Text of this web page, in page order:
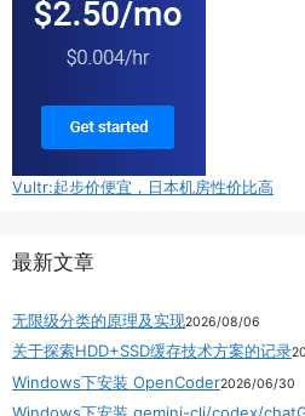
Vultr:起步价便宜，日本机房性价比高
最新文章
无限级分类的原理及实现2026/08/06
关于探索HDD+SSD缓存技术方案的记录
Windows下安装 OpenCoder2026/06/30